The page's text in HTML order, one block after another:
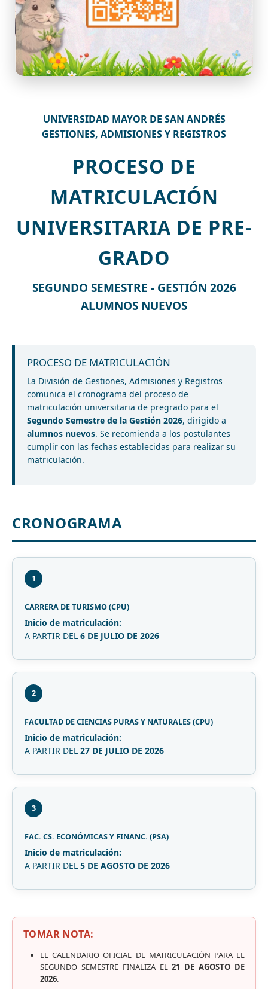
UNIVERSIDAD MAYOR DE SAN ANDRÉS
GESTIONES, ADMISIONES Y REGISTROS
PROCESO DE
MATRICULACIÓN
UNIVERSITARIA DE PRE-
GRADO
SEGUNDO SEMESTRE - GESTIÓN 2026
ALUMNOS NUEVOS
PROCESO DE MATRICULACIÓN
La División de Gestiones, Admisiones y Registros
comunica el cronograma del proceso de
matriculación universitaria de pregrado para el
Segundo Semestre de la Gestión 2026, dirigido a
alumnos nuevos. Se recomienda a los postulantes
cumplir con las fechas establecidas para realizar su
matriculación.
CRONOGRAMA
1
CARRERA DE TURISMO (CPU)
Inicio de matriculación:
A PARTIR DEL 6 DE JULIO DE 2026
2
FACULTAD DE CIENCIAS PURAS Y NATURALES (CPU)
Inicio de matriculación:
A PARTIR DEL 27 DE JULIO DE 2026
3
FAC. CS. ECONÓMICAS Y FINANC. (PSA)
Inicio de matriculación:
A PARTIR DEL 5 DE AGOSTO DE 2026
TOMAR NOTA:
EL CALENDARIO OFICIAL DE MATRICULACIÓN PARA EL
SEGUNDO SEMESTRE FINALIZA EL21 DE AGOSTO DE
2026.